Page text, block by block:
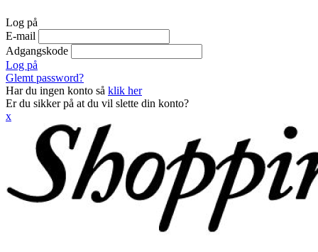
Log på
E-mail
Adgangskode
Log på
Glemt password?
Har du ingen konto så klik her
Er du sikker på at du vil slette din konto?
x